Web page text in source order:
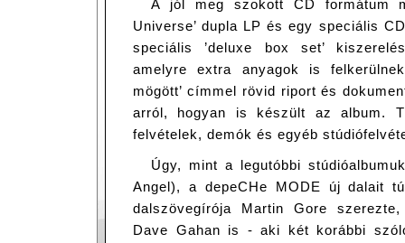
A jól meg szokott CD formátum
Universe’ dupla LP és egy speciális
speciális ’deluxe box set’
amelyre extra anyagok is
mögött’ címmel rövid riport és
arról, hogyan is készült az album.
felvételek, demók és egyéb
Úgy, mint a legutóbbi
Angel), a depeCHe MODE új dalait
dalszövegírója Martin Gore
Dave Gahan is - aki két korábbi